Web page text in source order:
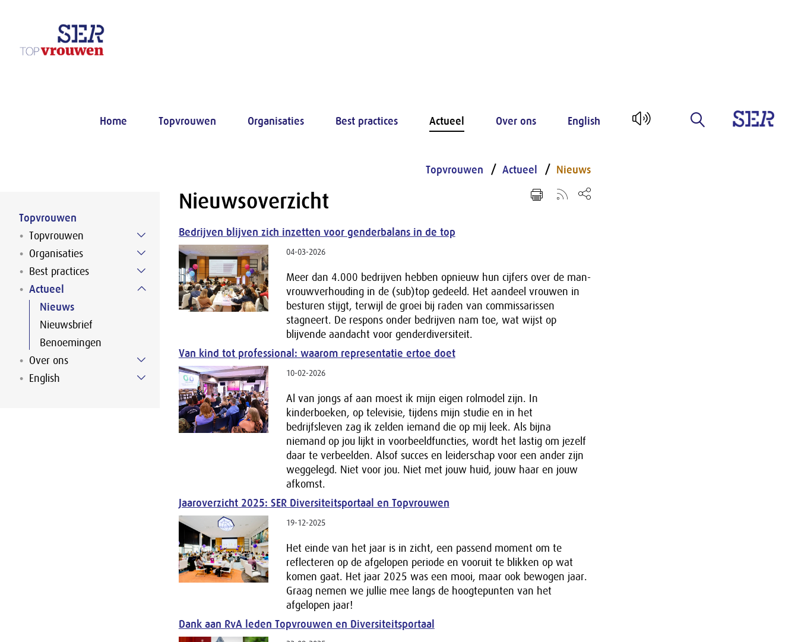
Home Topvrouwen Organisaties Best practices Actueel Over ons English
Topvrouwen
Topvrouwen
Organisaties
Best practices
Actueel
Nieuws
Nieuwsbrief
Benoemingen
Over ons
English
Topvrouwen Actueel Nieuws
Nieuwsoverzicht
Bedrijven blijven zich inzetten voor genderbalans in de top
04-03-2026
Meer dan 4.000 bedrijven hebben opnieuw hun cijfers over de man-
vrouwverhouding in de (sub)top gedeeld. Het aandeel vrouwen in
besturen stijgt, terwijl de groei bij raden van commissarissen
stagneert. De respons onder bedrijven nam toe, wat wijst op
blijvende aandacht voor genderdiversiteit.
Van kind tot professional: waarom representatie ertoe doet
10-02-2026
Al van jongs af aan moest ik mijn eigen rolmodel zijn. In
kinderboeken, op televisie, tijdens mijn studie en in het
bedrijfsleven zag ik zelden iemand die op mij leek. Als bijna
niemand op jou lijkt in voorbeeldfuncties, wordt het lastig om jezelf
daar te verbeelden. Alsof succes en leiderschap voor een ander zijn
weggelegd. Niet voor jou. Niet met jouw huid, jouw haar en jouw
afkomst.
Jaaroverzicht 2025: SER Diversiteitsportaal en Topvrouwen
19-12-2025
Het einde van het jaar is in zicht, een passend moment om te
reflecteren op de afgelopen periode en vooruit te blikken op wat
komen gaat. Het jaar 2025 was een mooi, maar ook bewogen jaar.
Graag nemen we jullie mee langs de hoogtepunten van het
afgelopen jaar!
Dank aan RvA leden Topvrouwen en Diversiteitsportaal